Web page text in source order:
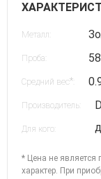
Металл:
Проба:
Средний вес*
Производитель:
Для кого:
* Цена не является
характер. При